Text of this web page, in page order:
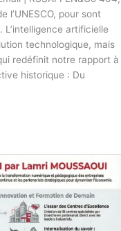
l’UNESCO, pour sont
artificielle
technologique, mais
redéfinit notre rapport à
historique : Du